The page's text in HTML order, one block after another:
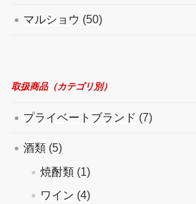
マルショウ (50)
取扱商品（カテゴリ別）
プライベートブランド (7)
酒類 (5)
焼酎類 (1)
ワイン (4)